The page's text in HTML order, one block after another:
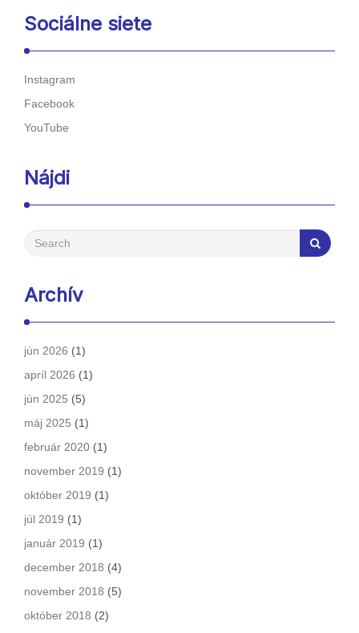
Sociálne siete
Instagram
Facebook
YouTube
Nájdi
Archív
jún 2026 (1)
apríl 2026 (1)
jún 2025 (5)
máj 2025 (1)
február 2020 (1)
november 2019 (1)
október 2019 (1)
júl 2019 (1)
január 2019 (1)
december 2018 (4)
november 2018 (5)
október 2018 (2)